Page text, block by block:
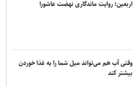
اربعین؛ روایت ماندگاری نهضت عاشورا
وقتی آب هم می‌تواند میل شما را به غذا خوردن
بیشتر کند